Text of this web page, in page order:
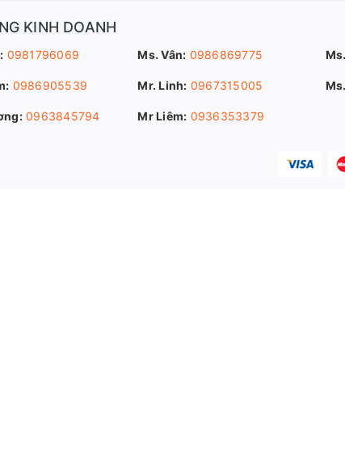
KINH DOANH
0981796069 Ms. Vân: 0986869775
0986905539 Mr. Linh: 0967315005
0963845794 Mr Liêm: 0936353379